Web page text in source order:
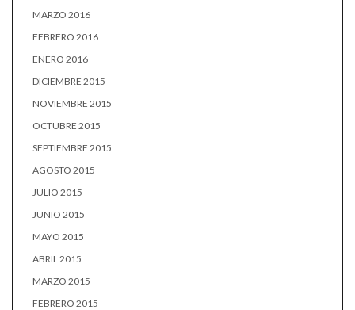
MARZO 2016
FEBRERO 2016
ENERO 2016
DICIEMBRE 2015
NOVIEMBRE 2015
OCTUBRE 2015
SEPTIEMBRE 2015
AGOSTO 2015
JULIO 2015
JUNIO 2015
MAYO 2015
ABRIL 2015
MARZO 2015
FEBRERO 2015